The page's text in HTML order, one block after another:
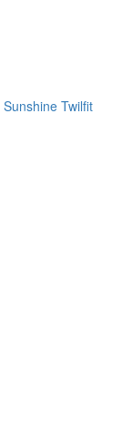
Sunshine Twilfit